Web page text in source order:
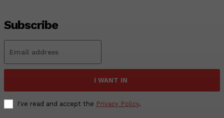
Subscribe
I WANT IN
I've read and accept the Privacy Policy.